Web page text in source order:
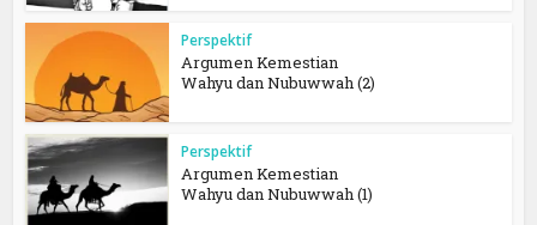
Perspektif
Argumen Kemestian
Wahyu dan Nubuwwah (2)
Perspektif
Argumen Kemestian
Wahyu dan Nubuwwah (1)